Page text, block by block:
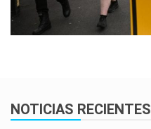
NOTICIAS RECIENTES